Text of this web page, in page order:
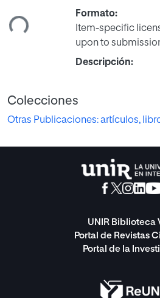
Formato:
Item-specific
upon to
Descripción:
Colecciones
Otras Publicaciones: artículos,
UNIR Biblioteca
Portal de Revistas
Portal de la